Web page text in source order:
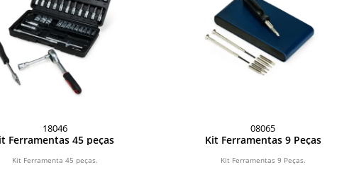
18046
Ferramentas 45 peças
Kit Ferramenta 45 peças.
08065
Kit Ferramentas 9 Peças
Kit Ferramentas 9 Peças.